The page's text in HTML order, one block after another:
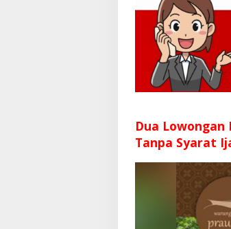
Dua
Tanpa Syarat